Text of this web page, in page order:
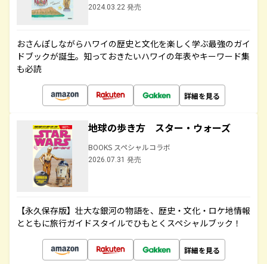
2024.03.22 発売
おさんぽしながらハワイの歴史と文化を楽しく学ぶ最強のガイ
ドブックが誕生。知っておきたいハワイの年表やキーワード集
も必読
詳細を見る
地球の歩き方 スター・ウォーズ
BOOKS スペシャルコラボ
2026.07.31 発売
【永久保存版】壮大な銀河の物語を、歴史・文化・ロケ地情報
とともに旅行ガイドスタイルでひもとくスペシャルブック！
詳細を見る